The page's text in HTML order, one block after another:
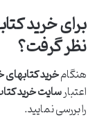
برای خرید
نظر گرفت؟
هنگامخرید
اعتبارسایت خرید
را بررسی نمایید.